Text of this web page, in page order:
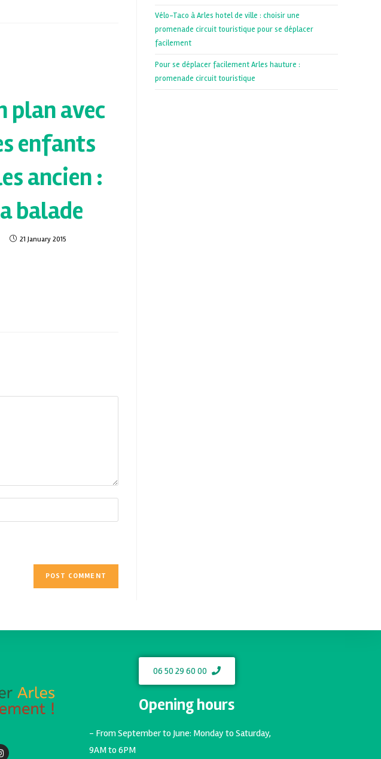
plan avec
enfants
ancien :
balade
21 January 2015
Vélo-Taco à Arles hotel de ville : choisir une
promenade circuit touristique pour se déplacer
facilement
Pour se déplacer facilement Arles hauture :
promenade circuit touristique
06 50 29 60 00
Opening hours
- From September to June: Monday to Saturday,
9AM to 6PM